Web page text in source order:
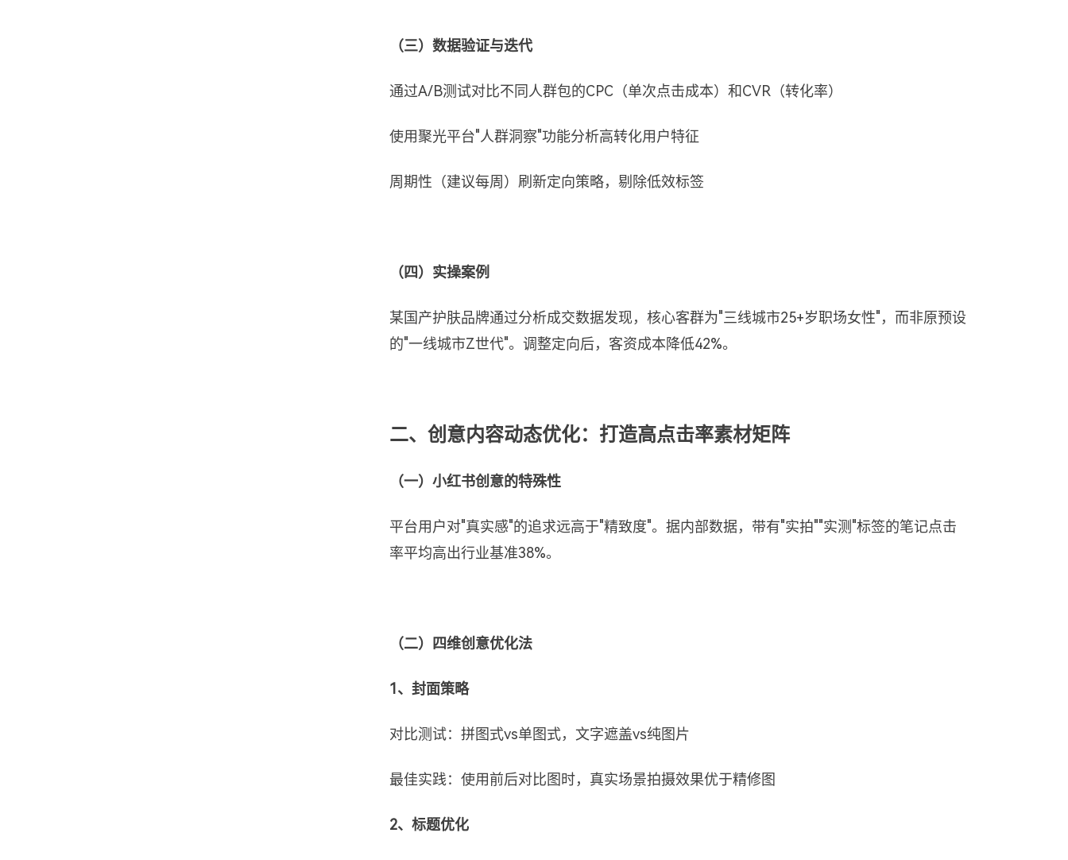
（三）数据验证与迭代
通过A/B测试对比不同人群包的CPC（单次点击成本）和CVR（转化率）
使用聚光平台"人群洞察"功能分析高转化用户特征
周期性（建议每周）刷新定向策略，剔除低效标签
（四）实操案例
某国产护肤品牌通过分析成交数据发现，核心客群为"三线城市25+岁职场女性"，而非原预设
的"一线城市Z世代"。调整定向后，客资成本降低42%。
二、创意内容动态优化：打造高点击率素材矩阵
（一）小红书创意的特殊性
平台用户对"真实感"的追求远高于"精致度"。据内部数据，带有"实拍""实测"标签的笔记点击
率平均高出行业基准38%。
（二）四维创意优化法
1、封面策略
对比测试：拼图式vs单图式，文字遮盖vs纯图片
最佳实践：使用前后对比图时，真实场景拍摄效果优于精修图
2、标题优化